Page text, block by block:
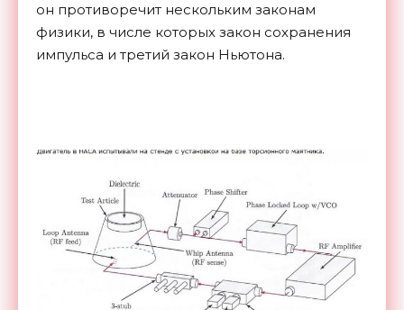
он противоречит нескольким законам
физики, в числе которых закон сохранения
импульса и третий закон Ньютона.